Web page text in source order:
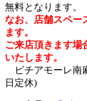
無料となります。
なお、店舗スペー
ます。
ご来店頂きます場
いたします。
ビチアモーレ南
日定休)